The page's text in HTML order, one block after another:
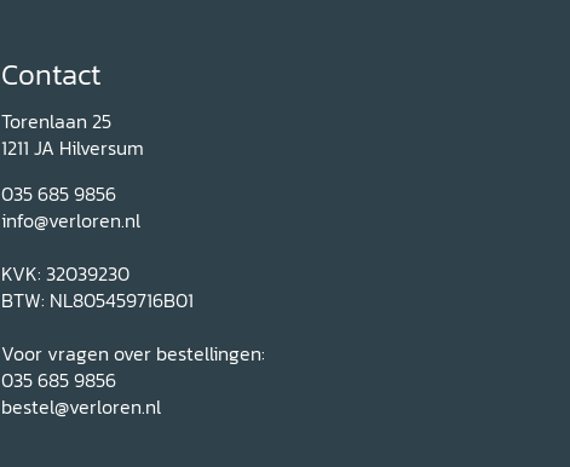
Contact
Torenlaan 25
1211 JA Hilversum
035 685 9856
info@verloren.nl
KVK: 32039230
BTW: NL805459716B01
Voor vragen over bestellingen:
035 685 9856
bestel@verloren.nl